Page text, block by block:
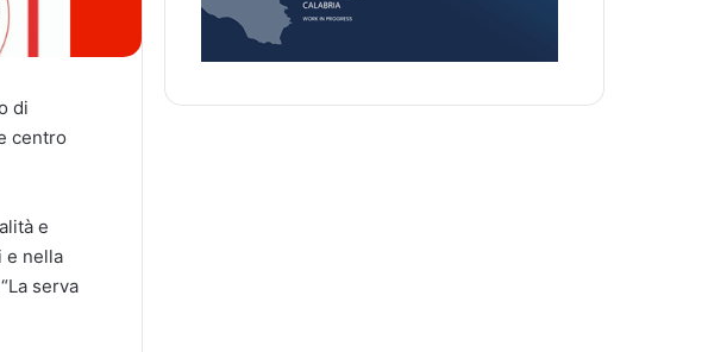
di
centro
e
e nella
serva